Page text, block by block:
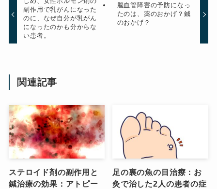
副作用で乳がんになった
のに、なぜ自分が乳がん
になったのかも分からな
い患者。
脳血管障害の予防になっ
たのは、薬のおかげ？鍼
のおかげ？
関連記事
ステロイド剤の副作用と
鍼治療の効果：アトピー
足の裏の魚の目治療：お
灸で治した2人の患者の症